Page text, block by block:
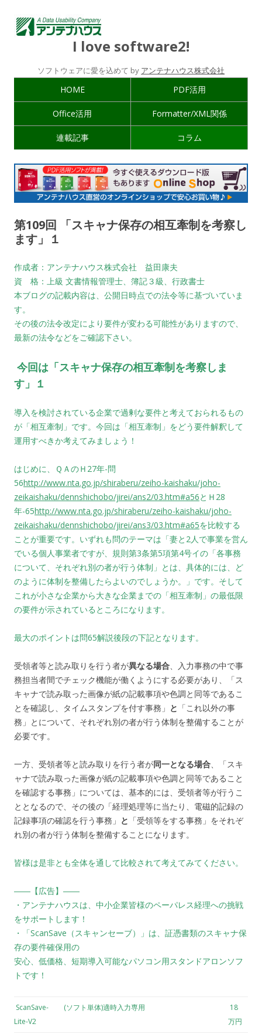
I love software2!
ソフトウェアに愛を込めて by アンテナハウス株式会社
HOME PDF活用
Office活用 Formatter/XML関係
連載記事 コラム
第109回 「スキャナ保存の相互牽制を考察し
ます」１
作成者：アンテナハウス株式会社 益田康夫
資 格：上級 文書情報管理士、簿記３級、行政書士
本ブログの記載内容は、公開日時点での法令等に基づいていま
す。
その後の法令改定により要件が変わる可能性がありますので、
最新の法令などをご確認下さい。
今回は「スキャナ保存の相互牽制を考察しま
す」１
導入を検討されている企業で過剰な要件と考えておられるもの
が「相互牽制」です。今回は「相互牽制」をどう要件解釈して
運用すべきか考えてみましょう！
はじめに、ＱＡのＨ27年-問
56http://www.nta.go.jp/shiraberu/zeiho-kaishaku/joho-
zeikaishaku/dennshichobo/jirei/ans2/03.htm#a56とＨ28
年-65http://www.nta.go.jp/shiraberu/zeiho-kaishaku/joho-
zeikaishaku/dennshichobo/jirei/ans3/03.htm#a65を比較する
ことが重要です。いずれも問のテーマは「妻と2人で事業を営ん
でいる個人事業者ですが、規則第3条第5項第4号イの「各事務
について、それぞれ別の者が行う体制」とは、具体的には、ど
のように体制を整備したらよいのでしょうか。」です。そして
これが小さな企業から大きな企業までの「相互牽制」の最低限
の要件が示されているところになります。
最大のポイントは問65解説後段の下記となります。
受領者等と読み取りを行う者が異なる場合 、入力事務の中で事
務担当者間でチェック機能が働くようにする必要があり、「ス
キャナで読み取った画像が紙の記載事項や色調と同等であるこ
とを確認し、タイムスタンプを付す事務」 と 「これ以外の事
務」とについて、それぞれ別の者が行う体制を整備することが
必要です。
一方、受領者等と読み取りを行う者が同一となる場合 、「スキ
ャナで読み取った画像が紙の記載事項や色調と同等であること
を確認する事務」については、基本的には、受領者等が行うこ
ととなるので、その後の「経理処理等に当たり、電磁的記録の
記録事項の確認を行う事務」 と 「受領等をする事務」をそれぞ
れ別の者が行う体制を整備することになります。
皆様は是非とも全体を通して比較されて考えてみてください。
――【広告】――
・アンテナハウスは、中小企業皆様のペーパレス経理への挑戦
をサポートします！
・「ScanSave（スキャンセーブ）」は、証憑書類のスキャナ保
存の要件確保用の
安心、低価格、短期導入可能なパソコン用スタンドアロンソフ
トです！
ScanSave-
Lite-V2
(ソフト単体)適時入力専用
18
万円